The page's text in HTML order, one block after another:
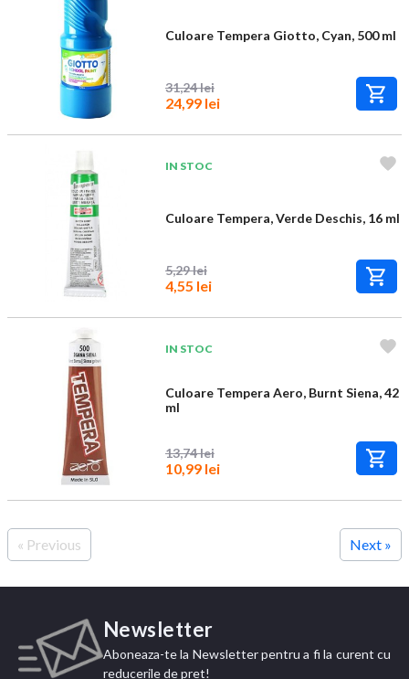
Culoare Tempera Giotto, Cyan, 500 ml
31,24 lei
24,99 lei
IN STOC
Culoare Tempera, Verde Deschis, 16 ml
5,29 lei
4,55 lei
IN STOC
Culoare Tempera Aero, Burnt Siena, 42
ml
13,74 lei
10,99 lei
« Previous Next »
Newsletter
Aboneaza-te la Newsletter pentru a fi la curent cu
reducerile de pret!